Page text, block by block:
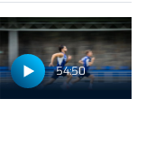
54:50